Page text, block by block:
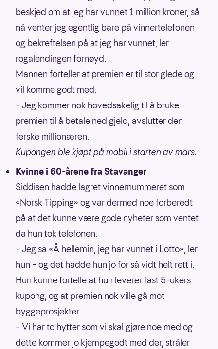
beskjed om at jeg har vunnet 1 million kroner, så
nå venter jeg egentlig bare på vinnertelefonen
og bekreftelsen på at jeg har vunnet, ler
rogalendingen fornøyd.
Mannen forteller at premien er til stor glede og
vil komme godt med.
– Jeg kommer nok hovedsakelig til å bruke
premien til å betale ned gjeld, avslutter den
ferske millionæren.
Kupongen ble kjøpt på mobil i starten av mars.
Kvinne i 60-årene fra Stavanger
Siddisen hadde lagret vinnernummeret som
«Norsk Tipping» og var dermed noe forberedt
på at det kunne være gode nyheter som ventet
da hun tok telefonen.
– Jeg sa «Å hellemin, jeg har vunnet i Lotto», ler
hun – og det hadde hun jo for så vidt helt rett i.
Hun kunne fortelle at hun leverer fast 5-ukers
kupong, og at premien nok ville gå mot
byggeprosjekter.
– Vi har to hytter som vi skal gjøre noe med og
dette kommer jo kjempegodt med der, stråler